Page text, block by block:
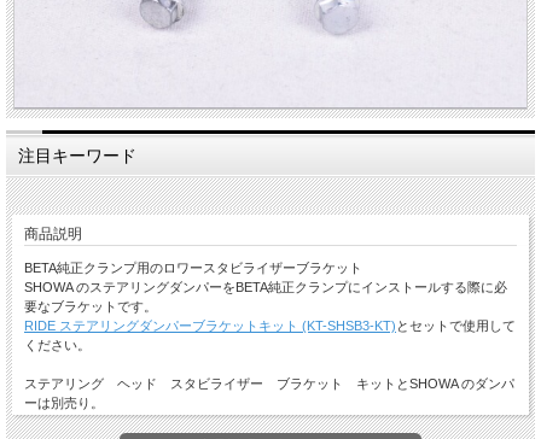
注目キーワード
商品説明
BETA純正クランプ用のロワースタビライザーブラケット
SHOWA のステアリングダンパーをBETA純正クランプにインストールする際に必
要なブラケットです。
RIDE ステアリングダンパーブラケットキット (KT-SHSB3-KT) とセットで使用して
ください。
ステアリング ヘッド スタビライザー ブラケット キットとSHOWA のダンパ
ーは別売り。